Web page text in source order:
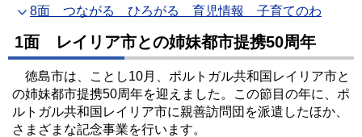
8面 つながる ひろがる 育児情報 子育てのわ
1面 レイリア市との姉妹都市提携50周年
徳島市は、ことし10月、ポルトガル共和国レイリア市と
の姉妹都市提携50周年を迎えました。この節目の年に、ポ
ルトガル共和国レイリア市に親善訪問団を派遣したほか、
さまざまな記念事業を行います。